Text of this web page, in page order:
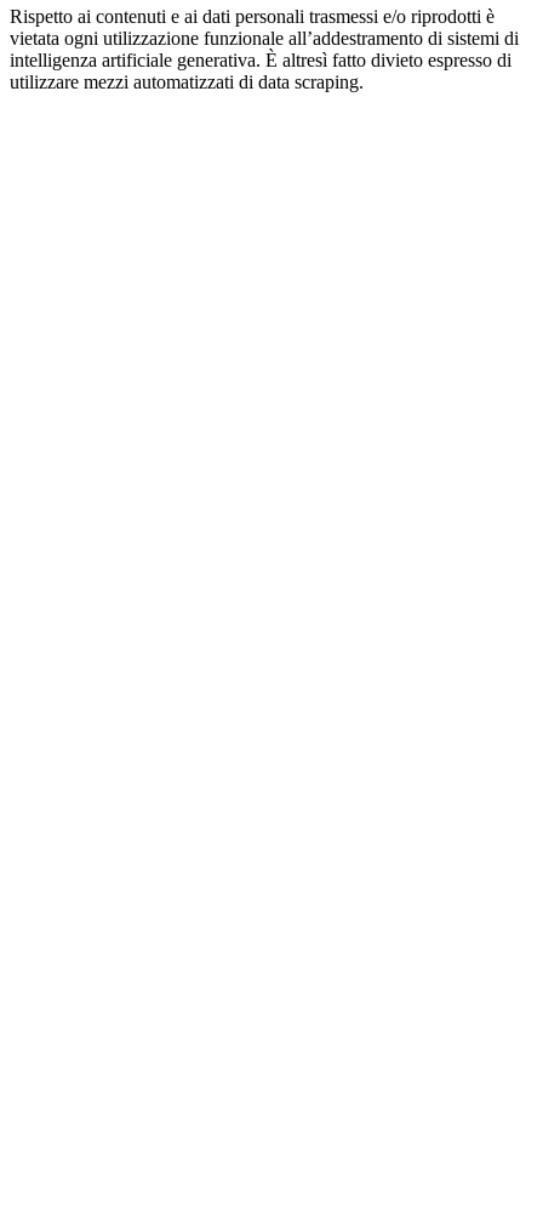
Rispetto ai contenuti e ai dati personali trasmessi e/o riprodotti è
vietata ogni utilizzazione funzionale all’addestramento di sistemi di
intelligenza artificiale generativa. È altresì fatto divieto espresso di
utilizzare mezzi automatizzati di data scraping.